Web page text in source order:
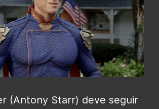
(Antony Starr) deve seguir